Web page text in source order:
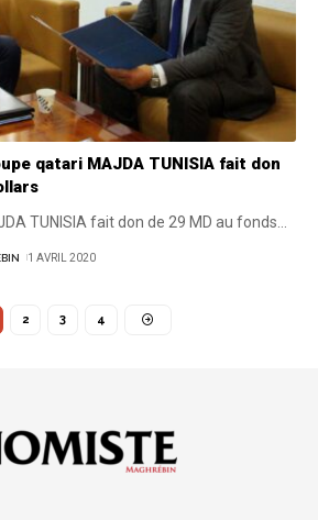
qatari MAJDA TUNISIA fait don
TUNISIA fait don de 29 MD au fonds
1 AVRIL 2020
2 3 4